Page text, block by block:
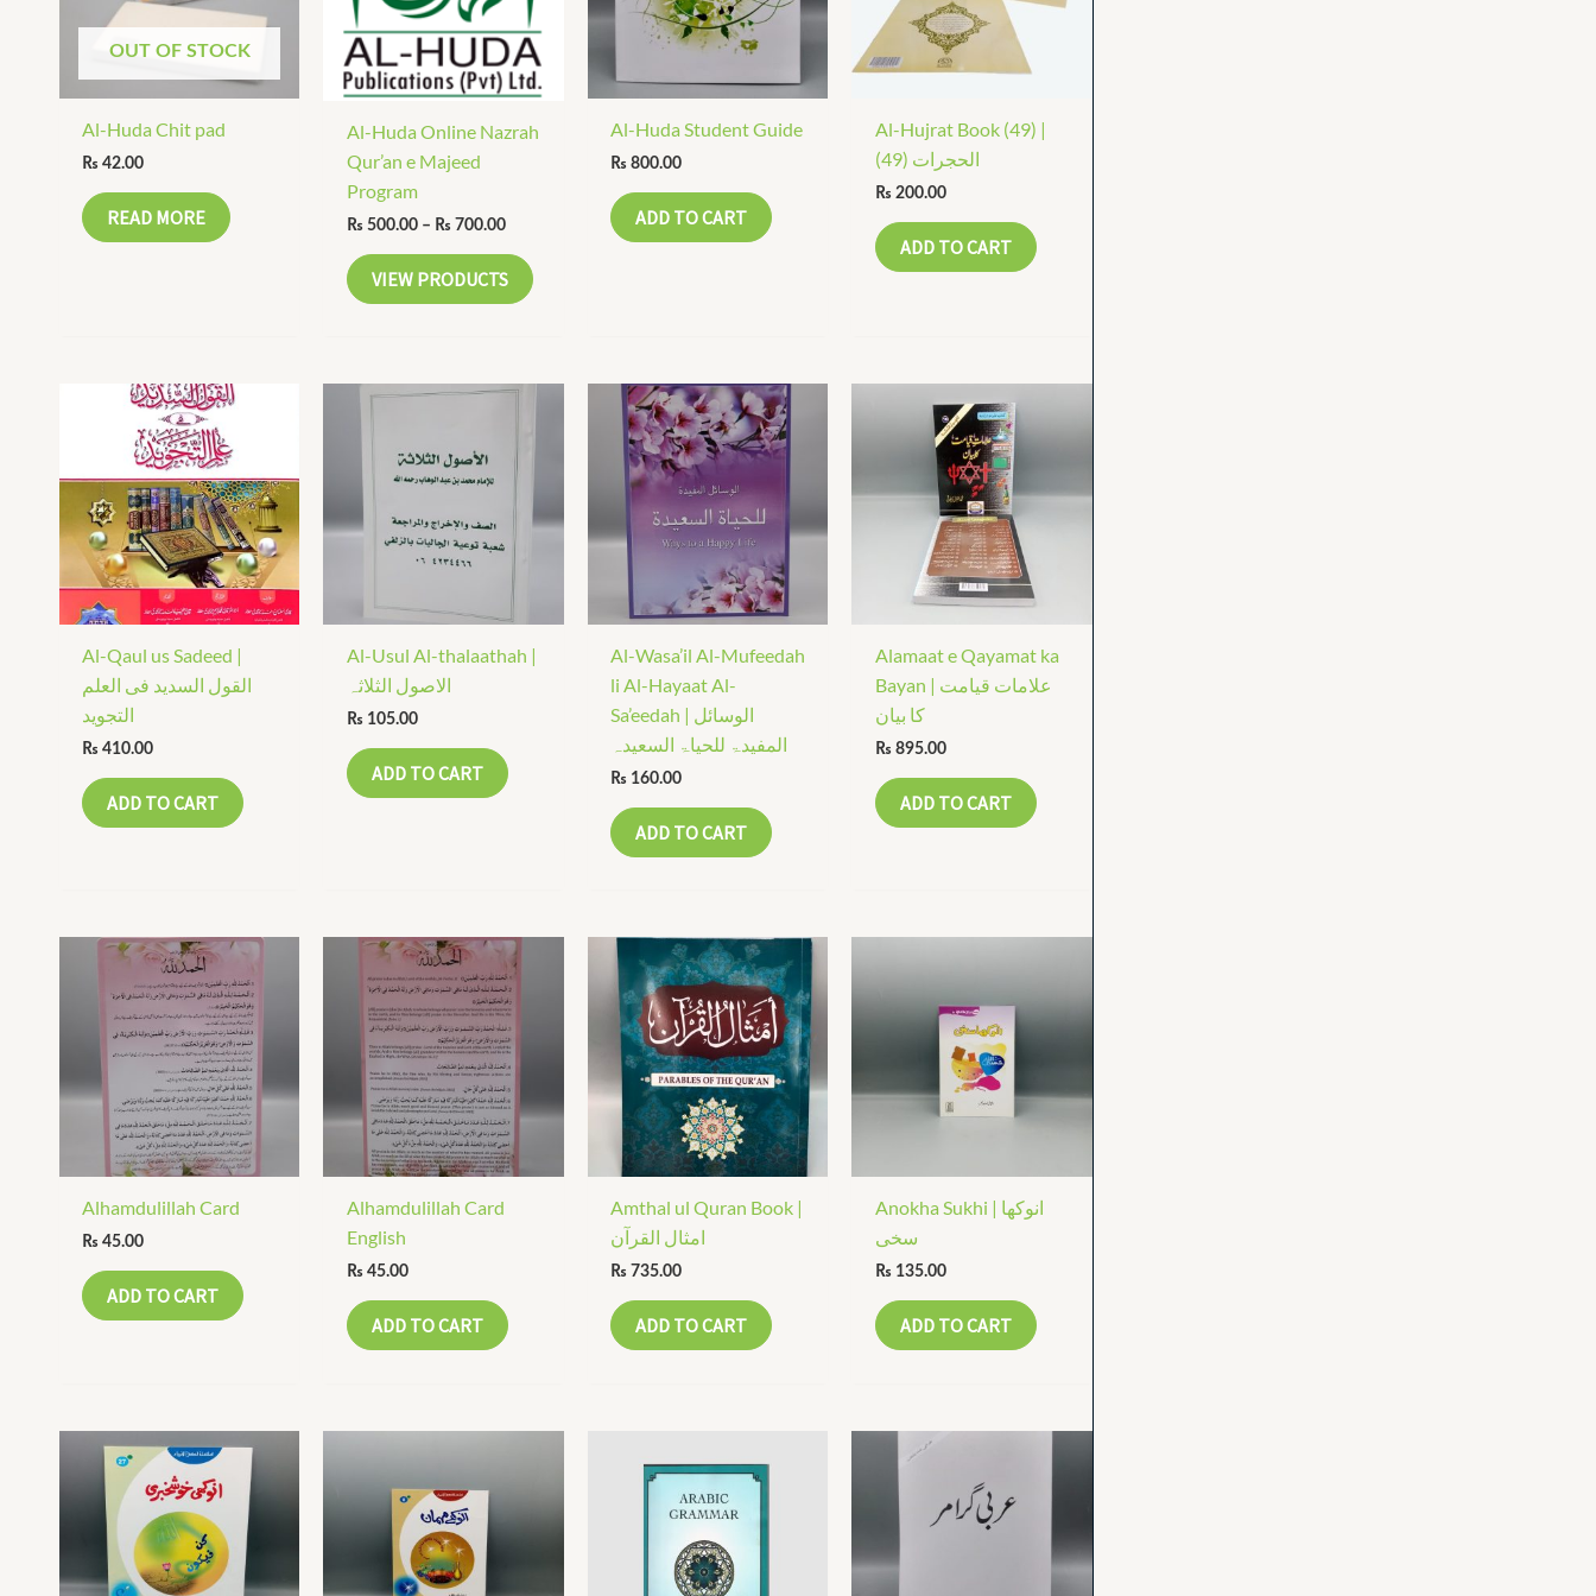
OUT OF STOCK
Al-Huda Chit pad
₨ 42.00
READ MORE
Al-Huda Online Nazrah
Qur’an e Majeed
Program
₨ 500.00 – ₨ 700.00
VIEW PRODUCTS
Al-Huda Student Guide
₨ 800.00
ADD TO CART
Al-Hujrat Book (49) |
الحجرات (49)
₨ 200.00
ADD TO CART
Al-Qaul us Sadeed |
القول السدید فی العلم
التجوید
₨ 410.00
ADD TO CART
Al-Usul Al-thalaathah |
الاصول الثلاثہ
₨ 105.00
ADD TO CART
Al-Wasa’il Al-Mufeedah
li Al-Hayaat Al-
Sa’eedah | الوسائل
المفیدۃ للحیاۃ السعیدہ
₨ 160.00
ADD TO CART
Alamaat e Qayamat ka
Bayan | علامات قیامت
کا بیان
₨ 895.00
ADD TO CART
Alhamdulillah Card
₨ 45.00
ADD TO CART
Alhamdulillah Card
English
₨ 45.00
ADD TO CART
Amthal ul Quran Book |
امثال القرآن
₨ 735.00
ADD TO CART
Anokha Sukhi | انوکھا
سخی
₨ 135.00
ADD TO CART